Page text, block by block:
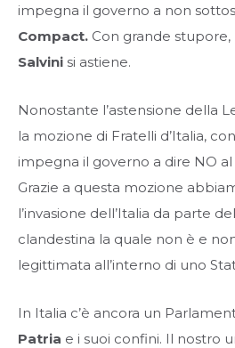
impegna il governo a non
Compact. Con grande stupore,
Salvini si astiene.
Nonostante l’astensione della
la mozione di Fratelli d’Italia,
impegna il governo a dire NO al
Grazie a questa mozione
l’invasione dell’Italia da parte
clandestina la quale non è e
legittimata all’interno di uno
In Italia c’è ancora un
Patria e i suoi confini. Il nostro